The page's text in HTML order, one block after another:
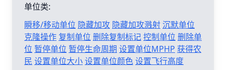
单位类:
瞬移/移动单位 隐藏加攻 隐藏加攻溅射沉默单位
克隆操作 复制单位 删除复制标记控制单位 删除单
位 暂停单位 暂停生命周期 设置单位MPHP 获得农
民 设置单位大小设置单位颜色设置飞行高度